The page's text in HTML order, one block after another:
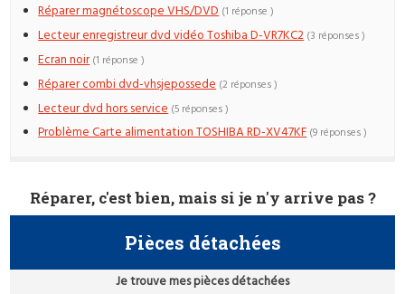
Réparer magnétoscope VHS/DVD (1 réponse )
Lecteur enregistreur dvd vidéo Toshiba D-VR7KC2 (3 réponses )
Ecran noir (1 réponse )
Réparer combi dvd-vhsjepossede (2 réponses )
Lecteur dvd hors service (5 réponses )
Problème Carte alimentation TOSHIBA RD-XV47KF (9 réponses )
Réparer, c'est bien, mais si je n'y arrive pas ?
Pièces détachées
Je trouve mes pièces détachées